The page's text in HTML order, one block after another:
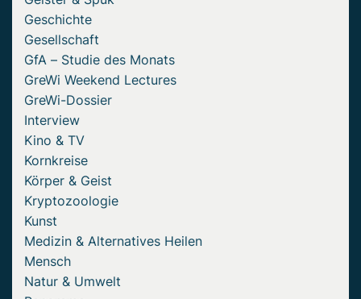
Geschichte
Gesellschaft
GfA – Studie des Monats
GreWi Weekend Lectures
GreWi-Dossier
Interview
Kino & TV
Kornkreise
Körper & Geist
Kryptozoologie
Kunst
Medizin & Alternatives Heilen
Mensch
Natur & Umwelt